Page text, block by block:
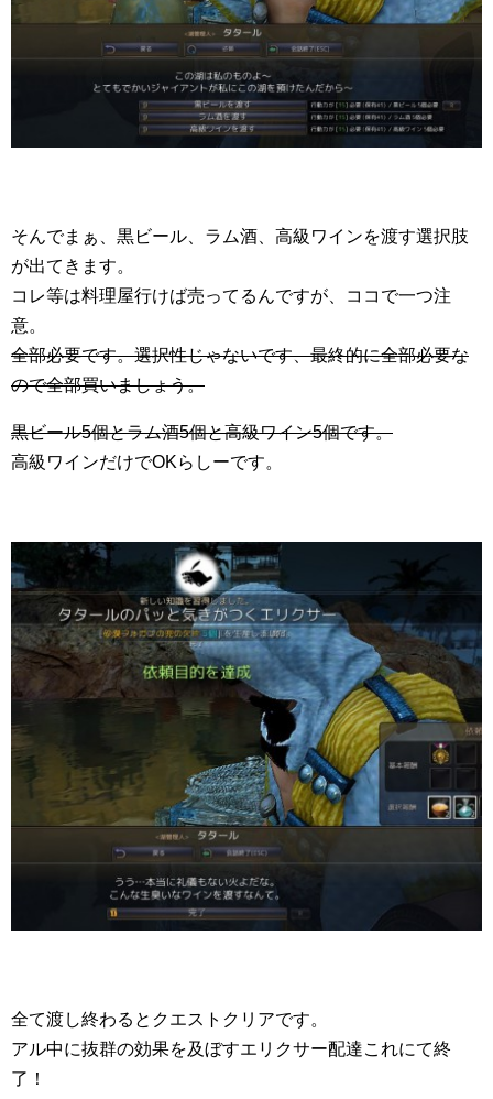
そんでまぁ、黒ビール、ラム酒、高級ワインを渡す選択肢
が出てきます。
コレ等は料理屋行けば売ってるんですが、ココで一つ注
意。
全部必要です。選択性じゃないです、最終的に全部必要な
ので全部買いましょう。
黒ビール5個とラム酒5個と高級ワイン5個です。
高級ワインだけでOKらしーです。
全て渡し終わるとクエストクリアです。
アル中に抜群の効果を及ぼすエリクサー配達これにて終
了！